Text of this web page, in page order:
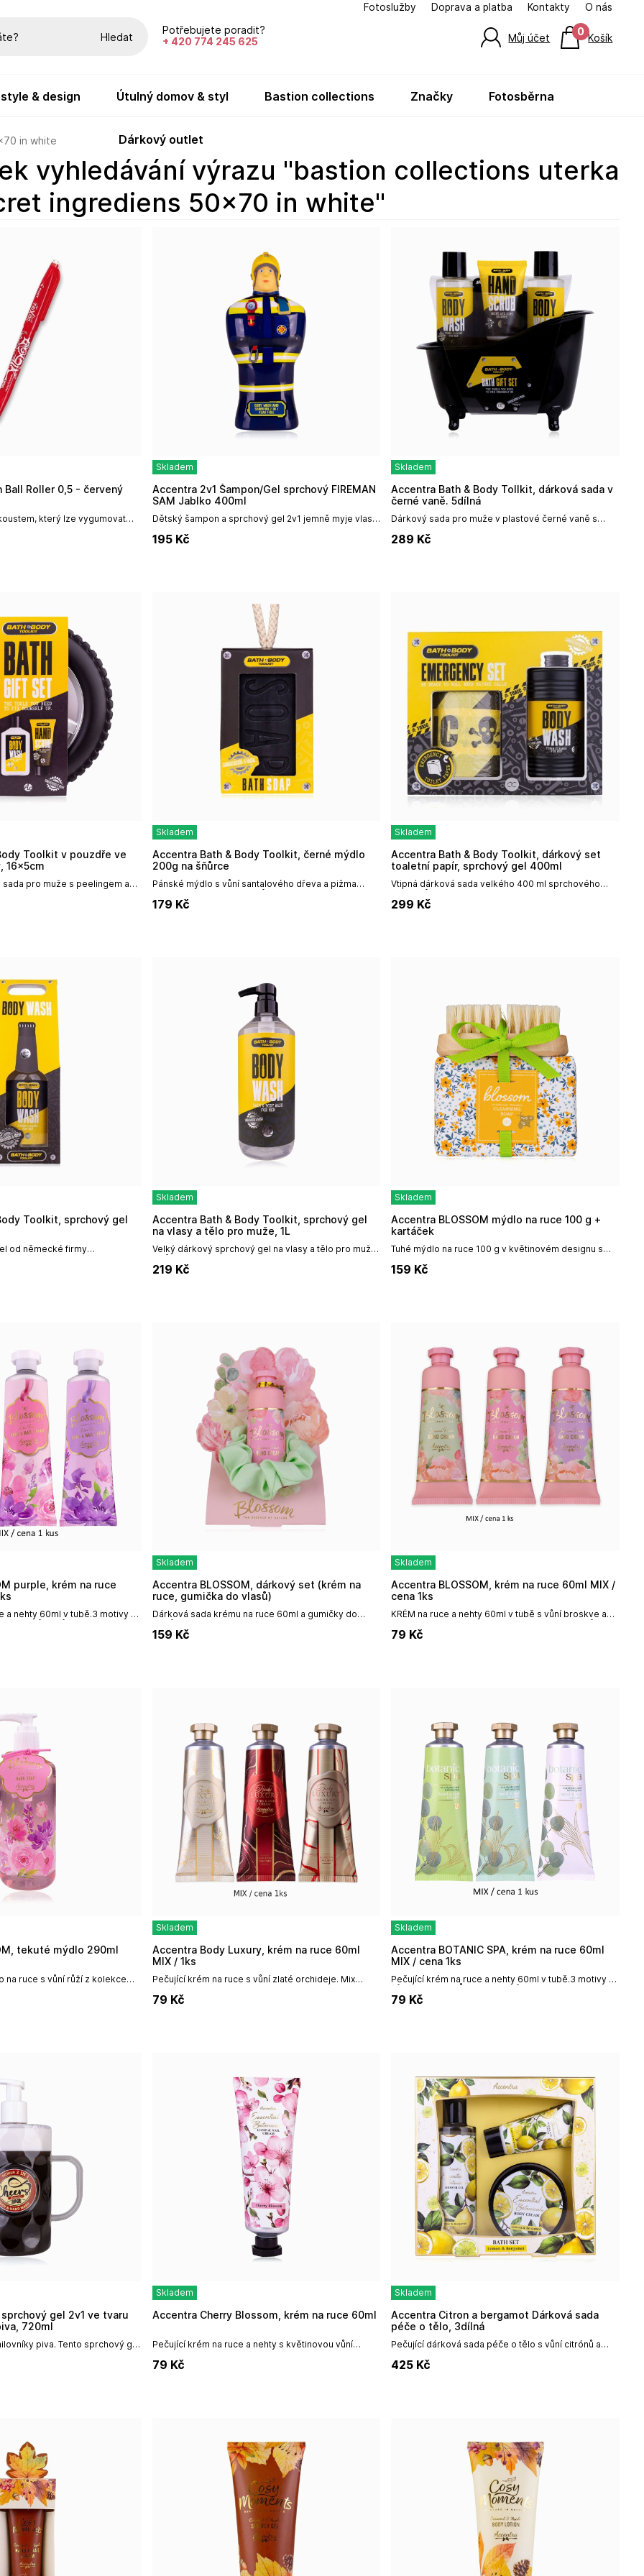
ingrediens 50x70 in white"
který lze vygumovat
Ball Roller 0,5 - červený
Skladem
Dětský šampon a sprchový gel 2v1 jemně myje vlasy
zanechává pokožku hebkou a vláčnou....
Accentra 2v1 Šampon/Gel sprchový FIREMAN
SAM Jablko 400ml
195 Kč
Skladem
Dárkový sada pro muže v plastové černé vaně s
ruce.Obsah:2x sprchový gel...
Accentra Bath & Body Tollkit, dárková sada v
černé vaně. 5dílná
289 Kč
pro muže s peelingem a
dřeva potěší...
16x5cm
Skladem
Pánské mýdlo s vůní santalového dřeva a pižma
dárkové krabičce.Netestované na...
Accentra Bath & Body Toolkit, černé mýdlo
200g na šňůrce
179 Kč
Skladem
Vtipná dárková sada velkého 400 ml sprchového
papíru s varováním o nebezpečí od...
Accentra Bath & Body Toolkit, dárkový set
toaletní papír, sprchový gel 400ml
299 Kč
od německé firmy
dřevo a...
Skladem
Velký dárkový sprchový gel na vlasy a tělo pro muže
pumpičkou.Objem: 1000 ml /...
Accentra Bath & Body Toolkit, sprchový gel
na vlasy a tělo pro muže, 1L
219 Kč
Skladem
Tuhé mýdlo na ruce 100 g v květinovém designu s
gNázev výrobce: Accentra GmbH &...
Accentra BLOSSOM mýdlo na ruce 100 g +
kartáček
159 Kč
a nehty 60ml v tubě.3 motivy /1
1ksVůně: růžeNázev
Skladem
Dárková sada krému na ruce 60ml a gumičky do
vlasů v zelené barvě, která skvěle doplňuje dárkové
balení ve formě květiny.Krém na...
Accentra BLOSSOM, dárkový set (krém na
ruce, gumička do vlasů)
159 Kč
Skladem
KRÉM na ruce a nehty 60ml v tubě s vůní broskve a
jasmínu od německé firmy Accentra.,MIX motivů /
cena za 1 ks.Neužívat...
Accentra BLOSSOM, krém na ruce 60ml MIX /
cena 1ks
79 Kč
na ruce s vůní růží z kolekce
tekuté mýdlo 290ml
Skladem
Pečující krém na ruce s vůní zlaté orchideje. Mix
Accentra GmbH & Co....
Accentra Body Luxury, krém na ruce 60ml
MIX / 1ks
79 Kč
Skladem
Pečující krém na ruce a nehty 60ml v tubě.3 motivy /1
vůněMIX MOTIVŮ / Cena 1ksVůně: Eucalyptus &
LemongrassNázev...
Accentra BOTANIC SPA, krém na ruce 60ml
MIX / cena 1ks
79 Kč
piva. Tento sprchový gel
s pěnovou pumpičkou pro
dokonce...
720ml
Skladem
Pečující krém na ruce a nehty s květinovou vůní
mlNeužívat...
Accentra Cherry Blossom, krém na ruce 60ml
79 Kč
Skladem
Pečující dárková sada péče o tělo s vůní citrónů a
krém 200 mlKrém na ruce a...
Accentra Citron a bergamot Dárková sada
péče o tělo, 3dílná
425 Kč
Potřebujete poradit?
+ 420 774 245 625
Fotoslužby Doprava a platba Kontakty O nás
Hledat Můj účet Košík
0
in white
& design útulný domov & styl bastion collections značky fotosběrna
dárkový outlet